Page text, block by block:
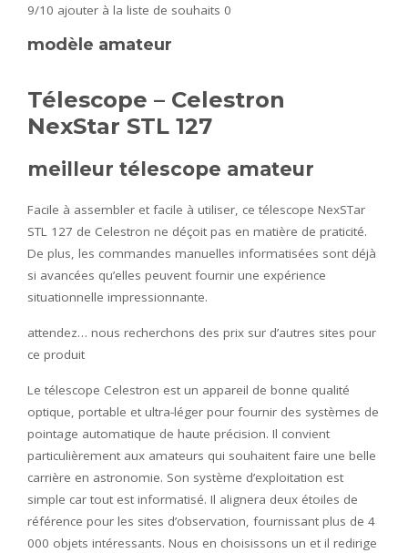
9/10 ajouter à la liste de souhaits 0
modèle amateur
Télescope – Celestron
NexStar STL 127
meilleur télescope amateur
Facile à assembler et facile à utiliser, ce télescope NexSTar
STL 127 de Celestron ne déçoit pas en matière de praticité.
De plus, les commandes manuelles informatisées sont déjà
si avancées qu’elles peuvent fournir une expérience
situationnelle impressionnante.
attendez… nous recherchons des prix sur d’autres sites pour
ce produit
Le télescope Celestron est un appareil de bonne qualité
optique, portable et ultra-léger pour fournir des systèmes de
pointage automatique de haute précision. Il convient
particulièrement aux amateurs qui souhaitent faire une belle
carrière en astronomie. Son système d’exploitation est
simple car tout est informatisé. Il alignera deux étoiles de
référence pour les sites d’observation, fournissant plus de 4
000 objets intéressants. Nous en choisissons un et il redirige